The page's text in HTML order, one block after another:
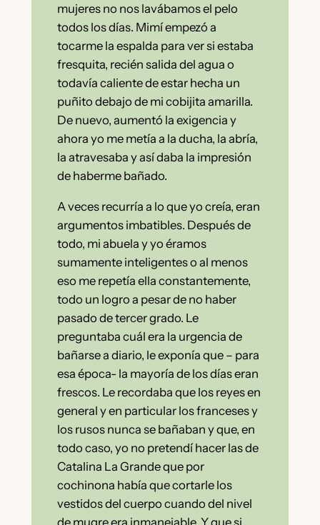
mujeres no nos lavábamos el pelo
todos los días. Mimí empezó a
tocarme la espalda para ver si estaba
fresquita, recién salida del agua o
todavía caliente de estar hecha un
puñito debajo de mi cobijita amarilla.
De nuevo, aumentó la exigencia y
ahora yo me metía a la ducha, la abría,
la atravesaba y así daba la impresión
de haberme bañado.
A veces recurría a lo que yo creía, eran
argumentos imbatibles. Después de
todo, mi abuela y yo éramos
sumamente inteligentes o al menos
eso me repetía ella constantemente,
todo un logro a pesar de no haber
pasado de tercer grado. Le
preguntaba cuál era la urgencia de
bañarse a diario, le exponía que – para
esa época- la mayoría de los días eran
frescos. Le recordaba que los reyes en
general y en particular los franceses y
los rusos nunca se bañaban y que, en
todo caso, yo no pretendí hacer las de
Catalina La Grande que por
cochinona había que cortarle los
vestidos del cuerpo cuando del nivel
de mugre era inmanejable. Y que si